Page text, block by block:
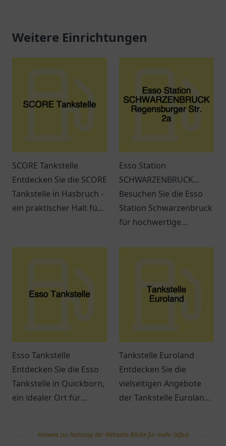
Weitere Einrichtungen
SCORE Tankstelle
Entdecken Sie die SCORE
Tankstelle in Hasbruch -
ein praktischer Halt für
Esso Station
SCHWARZENBRUCK
Regensburger Str. 2a
Besuchen Sie die Esso
Station Schwarzenbruck
für hochwertige
erstklassigen Service.
Esso Tankstelle
Entdecken Sie die Esso
Tankstelle in Quickborn,
ein idealer Ort für
Freundlicher Service
Tankstelle Euroland
Entdecken Sie die
vielseitigen Angebote
der Tankstelle Euroland
Hinweis zur Nutzung der Webseite (klicke für mehr Infos)